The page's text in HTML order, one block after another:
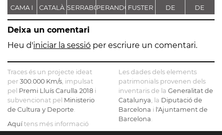
CAMA I
ESCURRA
CATALÀ SERRABOUPERANDONES
- CASA
FARJAS
FUSTER
DE
NOSTRA
DE LA
DE
L'ANTIGA
C.E.L.O.
Deixa un comentari
Heu d'iniciar la sessió per escriure un comentari.
Traces és un projecte ideat
per 300.000 Km/s , impulsat
pel Premi Lluís Carulla 2018 i
subvencionat pel Ministerio
de Cultura y Deporte
Aquítens més informació
sobre el projecte
Les dades dels elements
patrimonials provenen dels
inventaris de la Generalitat de
Catalunya , la Diputació de
Barcelona i l'Ajuntament de
Barcelona
El mapa base ha estat